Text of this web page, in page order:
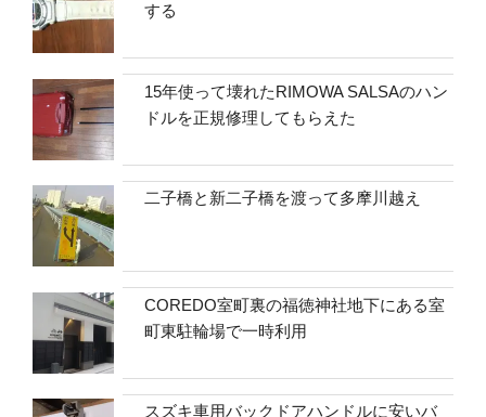
する
15年使って壊れたRIMOWA SALSAのハン
ドルを正規修理してもらえた
二子橋と新二子橋を渡って多摩川越え
COREDO室町裏の福徳神社地下にある室
町東駐輪場で一時利用
スズキ車用バックドアハンドルに安いバ